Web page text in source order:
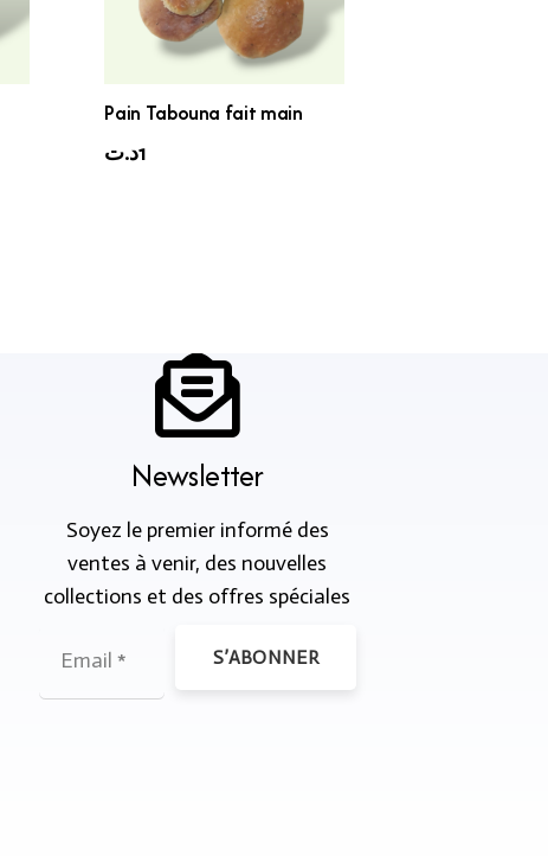
Pain Tabouna fait main
1د.ت
Newsletter
Soyez le premier informé des
ventes à venir, des nouvelles
collections et des offres spéciales
S’ABONNER